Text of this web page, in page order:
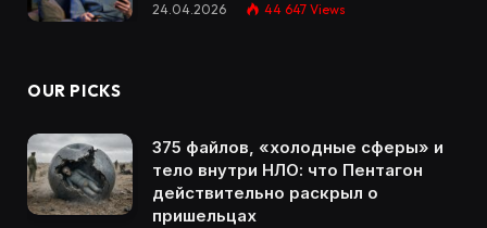
24.04.2026 44 647 Views
OUR PICKS
375 файлов, «холодные сферы» и
тело внутри НЛО: что Пентагон
действительно раскрыл о
пришельцах